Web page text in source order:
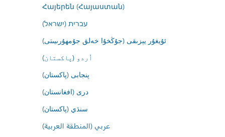
Հայերեն (Հայաստան)
עברית (ישראל)
ئۇيغۇر يېزىقى (جۇڭخۇا خەلق جۇمھۇرىيىتى)
اُردو (پاکستان)
پنجابی (پاکستان)
درى (افغانستان)
سنڌي (پاکستان)
عربي (المنطقة العربية)